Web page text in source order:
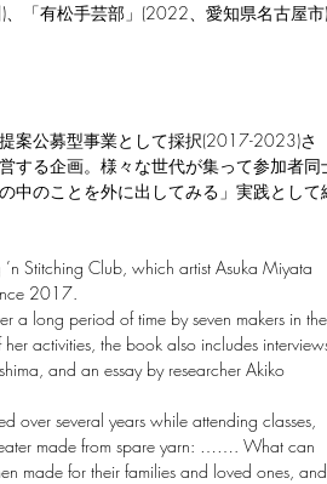
、「有松手芸部」(2022、愛知県名古屋市)
案公募型事業として採択(2017-2023)さ
する企画。様々な世代が集って参加者同
中のことを外に出してみる」実践として
Stitching Club, which artist Asuka Miyata
2017.
a long period of time by seven makers in
activities, the book also includes
and an essay by researcher Akiko
over several years while attending classes,
made from spare yarn: ……. What can
made for their families and loved ones, and